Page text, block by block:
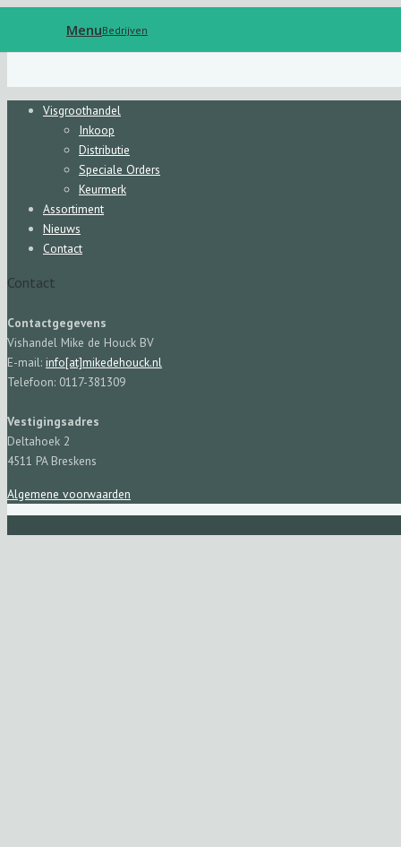
MenuBedrijven
Visgroothandel
Inkoop
Distributie
Speciale Orders
Keurmerk
Assortiment
Nieuws
Contact
Contact
Contactgegevens
Vishandel Mike de Houck BV
E-mail: info[at]mikedehouck.nl
Telefoon: 0117-381309
Vestigingsadres
Deltahoek 2
4511 PA Breskens
Algemene voorwaarden